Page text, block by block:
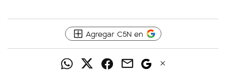
Agregar C5N en